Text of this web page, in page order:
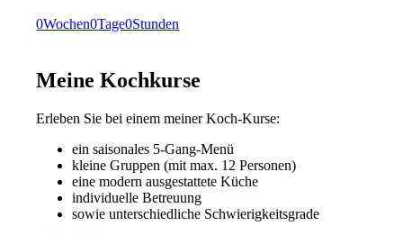
0Wochen0Tage0Stunden
Meine Kochkurse
Erleben Sie bei einem meiner Koch-Kurse:
ein saisonales 5-Gang-Menü
kleine Gruppen (mit max. 12 Personen)
eine modern ausgestattete Küche
individuelle Betreuung
sowie unterschiedliche Schwierigkeitsgrade